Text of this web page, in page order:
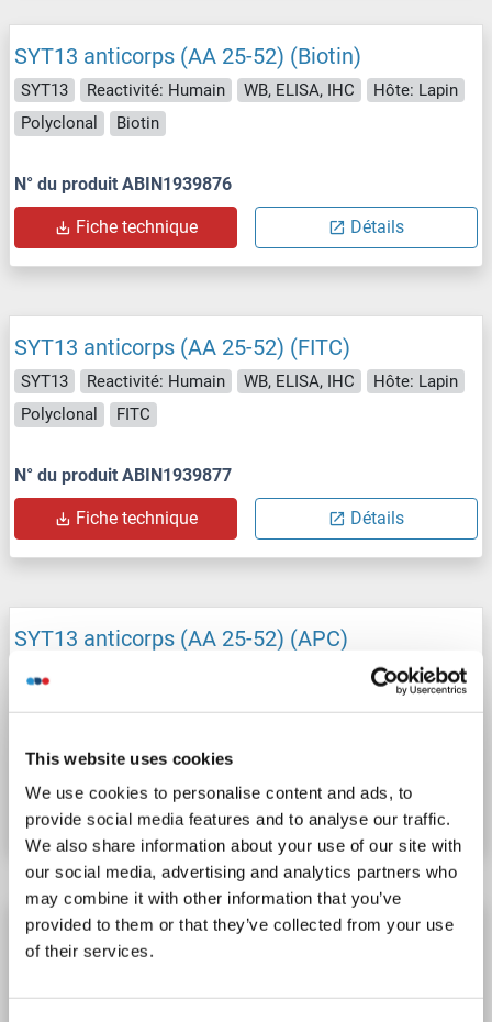
This website uses cookies
We use cookies to personalise content and ads, to
provide social media features and to analyse our traffic.
We also share information about your use of our site with
our social media, advertising and analytics partners who
may combine it with other information that you’ve
provided to them or that they’ve collected from your use
of their services.
SYT13 anticorps (AA 25-52) (Biotin)
SYT13 Reactivité: Humain WB, ELISA, IHC
Hôte: Lapin
Polyclonal
Biotin
N° du produit ABIN1939876
Fiche technique Détails
SYT13 anticorps (AA 25-52) (FITC)
SYT13 Reactivité: Humain WB, ELISA, IHC
Hôte: Lapin
Polyclonal
FITC
N° du produit ABIN1939877
Fiche technique Détails
SYT13 anticorps (AA 25-52) (APC)
Hôte: Lapin
N° du produit ABIN1939875
Fiche technique
SYT13 anticorps (AA 25-52) (HRP)
SYT13 Reactivité: Humain
Polyclonal
HRP